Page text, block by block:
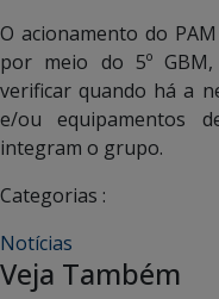
O acionamento do
por meio do 5º
verificar quando há a
e/ou equipamentos
integram o grupo.
Categorias :
Notícias
Veja Também